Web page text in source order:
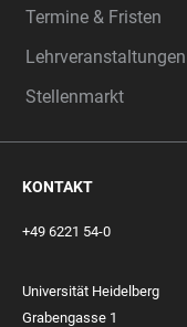
Termine & Fristen
Lehrveranstaltungen
Stellenmarkt
KONTAKT
+49 6221 54-0
Universität Heidelberg
Grabengasse 1